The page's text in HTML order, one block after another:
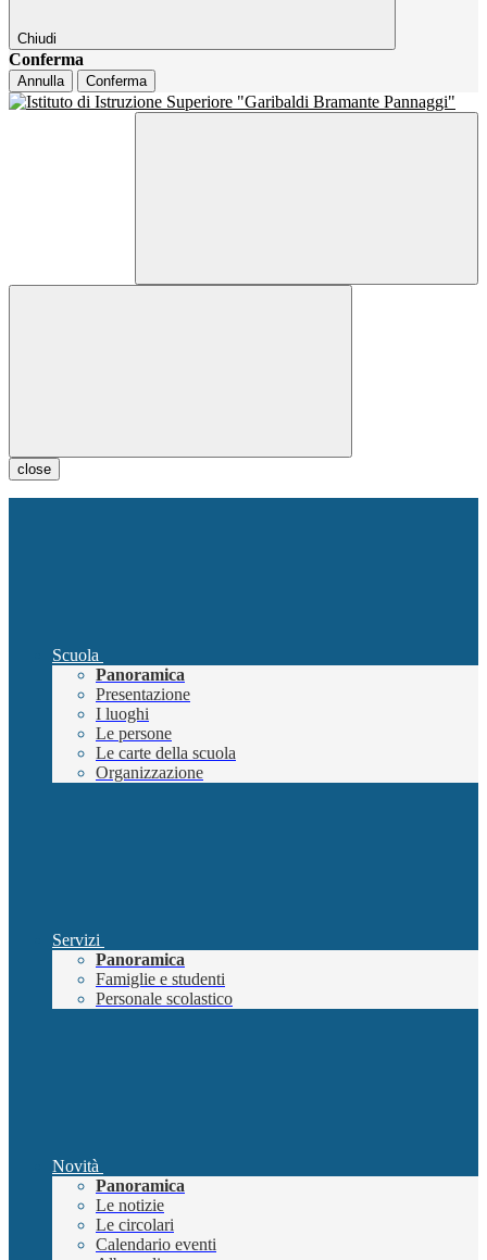
Chiudi
Conferma
Annulla Conferma
close
Scuola
Panoramica
Presentazione
I luoghi
Le persone
Le carte della scuola
Organizzazione
Servizi
Panoramica
Famiglie e studenti
Personale scolastico
Novità
Panoramica
Le notizie
Le circolari
Calendario eventi